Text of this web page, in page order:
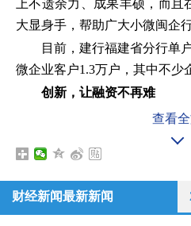
上不遗余力、成果丰硕，而
大显身手，帮助广大小微闽企
目前，建行福建省分行单
微企业客户1.3万户，其中不少
创新，让融资不再难
查看
财经新闻最新新闻